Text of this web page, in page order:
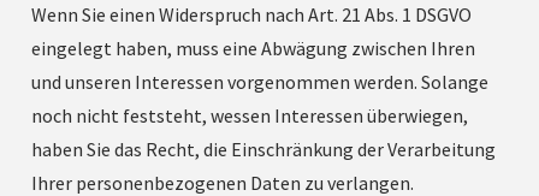
Wenn Sie einen Widerspruch nach Art. 21 Abs. 1 DSGVO
eingelegt haben, muss eine Abwägung zwischen Ihren
und unseren Interessen vorgenommen werden. Solange
noch nicht feststeht, wessen Interessen überwiegen,
haben Sie das Recht, die Einschränkung der Verarbeitung
Ihrer personenbezogenen Daten zu verlangen.